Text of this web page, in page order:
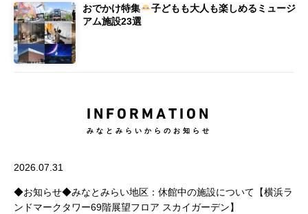
おでかけ特集
子どもも大人も楽しめるミュージ
アム施設23選
INFORMATION
みなとみらいからのお知らせ
2026.07.31
◆お知らせ◆みなとみらい地区：休館中の施設について【横浜ラ
ンドマークタワー69階展望フロア スカイガーデン】